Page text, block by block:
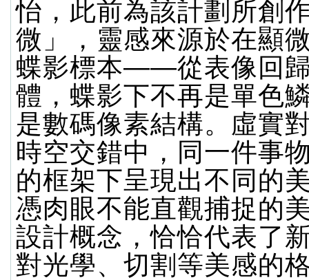
怡，此前為該計劃所創
微」，靈感來源於在顯
蝶影標本——從表像回
體，蝶影下不再是單色
是數碼像素結構。虛實
時空交錯中，同一件事
的框架下呈現出不同的
憑肉眼不能直觀捕捉的
設計概念，恰恰代表了
對光學、切割等美感的